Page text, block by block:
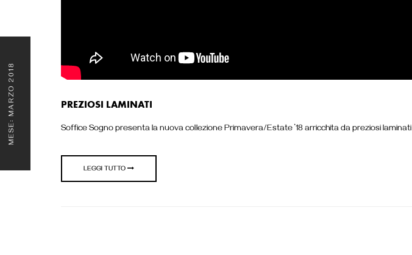
MESE:
MARZO 2018 PREZIOSI LAMINATI
Soffice Sogno presenta la nuova collezione Primavera/Estate ’18 arricchita da preziosi laminati
LEGGI TUTTO